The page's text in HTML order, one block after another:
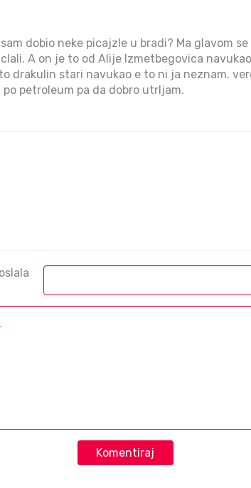
dobio neke picajzle u bradi? Ma glavom
A on je to od Alije Izmetbegovica
drakulin stari navukao e to ni ja neznam.
petroleum pa da dobro utrljam.
Komentiraj